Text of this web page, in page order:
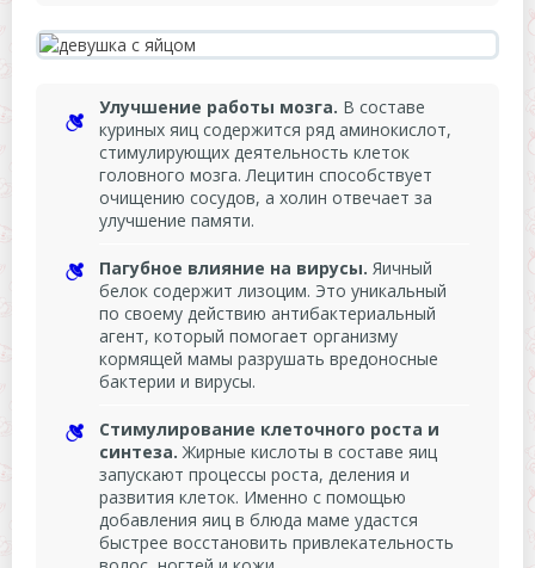
Улучшение работы мозга. В составе
куриных яиц содержится ряд аминокислот,
стимулирующих деятельность клеток
головного мозга. Лецитин способствует
очищению сосудов, а холин отвечает за
улучшение памяти.
Пагубное влияние на вирусы. Яичный
белок содержит лизоцим. Это уникальный
по своему действию антибактериальный
агент, который помогает организму
кормящей мамы разрушать вредоносные
бактерии и вирусы.
Стимулирование клеточного роста и
синтеза. Жирные кислоты в составе яиц
запускают процессы роста, деления и
развития клеток. Именно с помощью
добавления яиц в блюда маме удастся
быстрее восстановить привлекательность